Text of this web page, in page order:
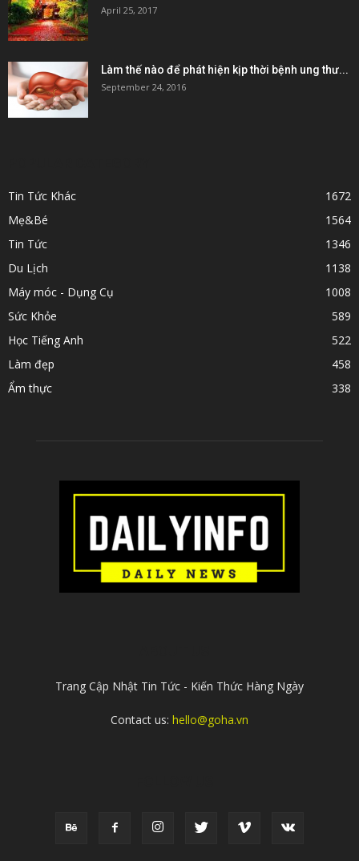
April 25, 2017
Làm thế nào để phát hiện kịp thời bệnh ung thư...
September 24, 2016
Tin Tức Khác
1672
Mẹ&Bé
1564
Tin Tức
1346
Du Lịch
1138
Máy móc - Dụng Cụ
1008
Sức Khỏe
589
Học Tiếng Anh
522
Làm đẹp
458
Ẩm thực
338
Trang Cập Nhật Tin Tức - Kiến Thức Hàng Ngày
Contact us: hello@goha.vn